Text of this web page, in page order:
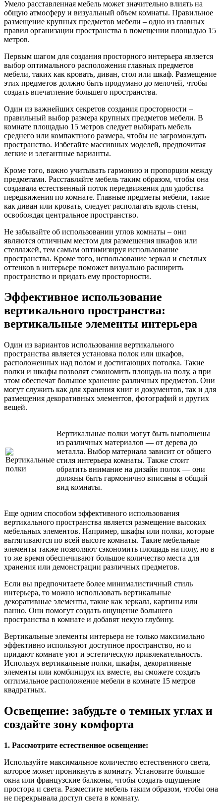
Умело расставленная мебель может значительно влиять на
общую атмосферу и визуальный объем комнаты. Правильное
размещение крупных предметов мебели – одно из главных
правил организации пространства в помещении площадью 15
метров.
Первым шагом для создания просторного интерьера является
выбор оптимального расположения главных предметов
мебели, таких как кровать, диван, стол или шкаф. Размещение
этих предметов должно быть продумано до мелочей, чтобы
создать впечатление большего пространства.
Один из важнейших секретов создания просторности –
правильный выбор размера крупных предметов мебели. В
комнате площадью 15 метров следует выбирать мебель
среднего или компактного размера, чтобы не загромождать
пространство. Избегайте массивных моделей, предпочитая
легкие и элегантные варианты.
Кроме того, важно учитывать гармонию и пропорции между
предметами. Расставляйте мебель таким образом, чтобы она
создавала естественный поток передвижения для удобства
передвижения по комнате. Главные предметы мебели, такие
как диван или кровать, следует располагать вдоль стены,
освобождая центральное пространство.
Не забывайте об использовании углов комнаты – они
являются отличным местом для размещения шкафов или
стеллажей, тем самым оптимизируя использование
пространства. Кроме того, использование зеркал и светлых
оттенков в интерьере поможет визуально расширить
пространство и придать ему просторности.
Эффективное использование
вертикального пространства:
вертикальные элементы интерьера
Один из вариантов использования вертикального
пространства является установка полок или шкафов,
расположенных над полом и достигающих потолка. Такие
полки и шкафы позволят сэкономить площадь на полу, а при
этом обеспечат большое хранение различных предметов. Они
могут служить как для хранения книг и документов, так и для
размещения декоративных элементов, фотографий и других
вещей.
Вертикальные полки могут быть выполнены
из различных материалов — от дерева до
металла. Выбор материала зависит от общего
стиля интерьера комнаты. Также стоит
обратить внимание на дизайн полок — они
должны быть гармонично вписаны в общий
вид комнаты.
Еще одним способом эффективного использования
вертикального пространства является размещение высоких
мебельных элементов. Например, шкафы или полки, которые
вытягиваются по всей высоте комнаты. Такие мебельные
элементы также позволяют сэкономить площадь на полу, но в
то же время обеспечивают большое количество места для
хранения или демонстрации различных предметов.
Если вы предпочитаете более минималистичный стиль
интерьера, то можно использовать вертикальные
декоративные элементы, такие как зеркала, картины или
панно. Они помогут создать ощущение большего
пространства в комнате и добавят некую глубину.
Вертикальные элементы интерьера не только максимально
эффективно используют доступное пространство, но и
придают комнате уют и эстетическую привлекательность.
Используя вертикальные полки, шкафы, декоративные
элементы или комбинируя их вместе, вы сможете создать
оптимальное расположение мебели в комнате 15 метров
квадратных.
Освещение: забудьте о темных углах и
создайте зону комфорта
1. Рассмотрите естественное освещение:
Используйте максимальное количество естественного света,
которое может проникнуть в комнату. Установите большие
окна или французские балконы, чтобы создать ощущение
простора и света. Разместите мебель таким образом, чтобы она
не перекрывала доступ света в комнату.